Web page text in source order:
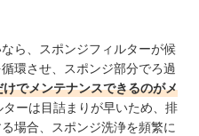
ら、スポンジフィルターが候
環させ、スポンジ部分でろ過
でメンテナンスできるのがメ
ーは目詰まりが早いため、排
場合、スポンジ洗浄を頻繁に